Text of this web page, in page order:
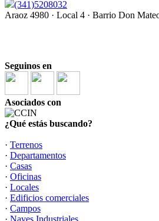
(341)5208032
Araoz 4980 · Local 4 · Barrio Don
Seguinos en
Asociados con
¿Qué estás buscando?
· Terrenos
· Departamentos
· Casas
· Oficinas
· Locales
· Edificios comerciales
· Campos
· Naves Industriales